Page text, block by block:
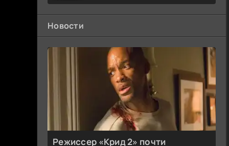
Новости
Режиссер «Крид 2» почти